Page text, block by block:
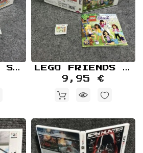
PAPER MARIO SUPER SEAL JAP NINTENDO 3DS LEGO FRIENDS NINTENDO 3DS
9,95 €